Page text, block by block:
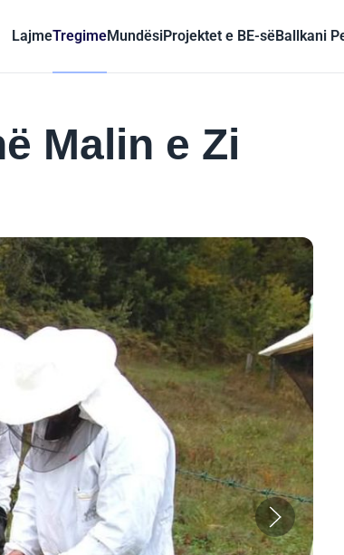
LajmeTregimeMundësiProjektet e BE-sëBallkani
Malin e Zi